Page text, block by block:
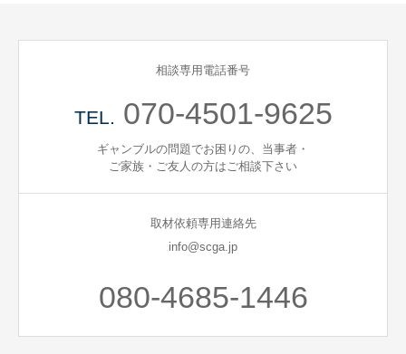
相談専用電話番号
TEL. 070-4501-9625
ギャンブルの問題でお困りの、当事者・
ご家族・ご友人の方はご相談下さい
取材依頼専用連絡先
info@scga.jp
080-4685-1446